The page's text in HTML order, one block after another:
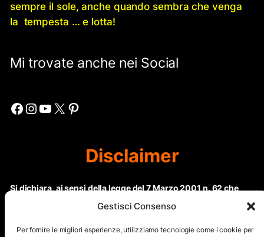
Gestisci Consenso
Per fornire le migliori esperienze, utilizziamo tecnologie come i cookie per
sempre il sole, anche quando sembra che venga
la tempesta … e lotta!
Mi trovate anche nei Social
Facebook Instagram YouTube X Pinterest
Disclaimer
Si dichiara, ai sensi della legge del 7 Marzo 2001 n. 62 che
questo sito non rientra nella categoria di “Informazione
regolari. Le immagini dei collaboratori detentori del